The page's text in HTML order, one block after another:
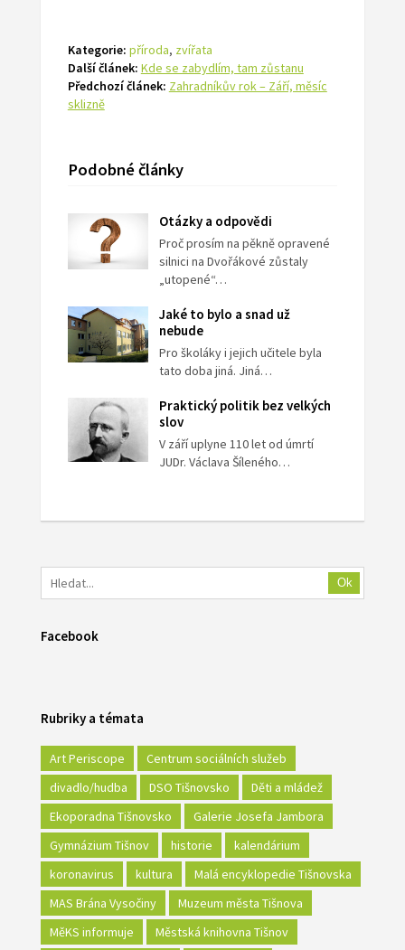
Kategorie: příroda, zvířata
Další článek: Kde se zabydlím, tam zůstanu
Předchozí článek: Zahradníkův rok – Září, měsíc
sklizně
Podobné články
Otázky a odpovědi
Proč prosím na pěkně opravené
silnici na Dvořákové zůstaly
„utopené“…
Jaké to bylo a snad už
nebude
Pro školáky i jejich učitele byla
tato doba jiná. Jiná…
Praktický politik bez velkých
slov
V září uplyne 110 let od úmrtí
JUDr. Václava Šíleného…
Ok
Facebook
Rubriky a témata
Art Periscope
Centrum sociálních služeb
divadlo/hudba
DSO Tišnovsko
Děti a mládež
Ekoporadna Tišnovsko
Galerie Josefa Jambora
Gymnázium Tišnov
historie
kalendárium
koronavirus
kultura
Malá encyklopedie Tišnovska
MAS Brána Vysočiny
Muzeum města Tišnova
MěKS informuje
Městská knihovna Tišnov